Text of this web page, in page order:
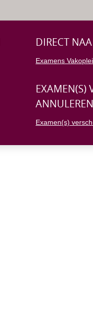
DIRECT
Examens
EXAMEN(S)
ANNULEREN
Examen(s)